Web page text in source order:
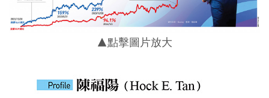
▲點擊圖片放大